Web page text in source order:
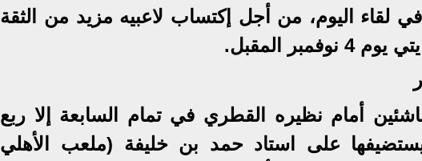
لقاء اليوم، من أجل إكتساب لاعبيه مزيد من الثقة
المقبل.
أمام نظيره القطري في تمام السابعة إلا ربع
على استاد حمد بن خليفة (ملعب الأهلي